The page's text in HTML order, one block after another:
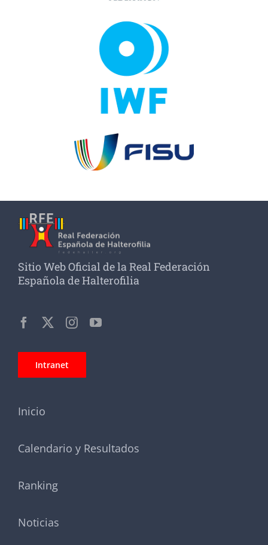
Sitio Web Oficial de la Real Federación
Española de Halterofilia
Intranet
Inicio
Calendario y Resultados
Ranking
Noticias